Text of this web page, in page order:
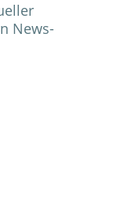
News-